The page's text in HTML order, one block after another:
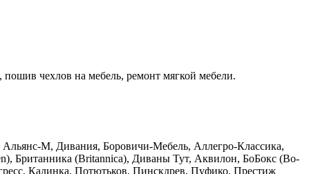
чехлов на мебель, ремонт мягкой мебели.
М, Дивания, Боровичи-Мебель, Аллегро-Классика,
Британника (Britannica), Диваны Тут, Аквилон, БоБокс (Bo-
Калинка, Потютьков, Пинскдрев, Пуфико, Престиж